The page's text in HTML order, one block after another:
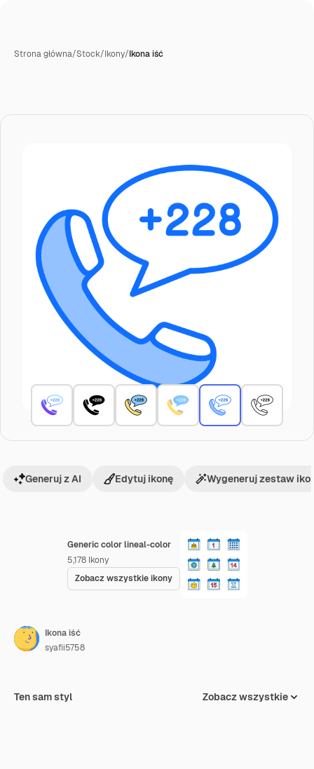
Strona główna/Stock/Ikony/Ikona iść
Generic color lineal-color
5,178 Ikony
Zobacz wszystkie ikony
Generuj z AI Edytuj ikonę Wygeneruj zestaw
Ikona iść
syafii5758
Ten sam styl Zobacz wszystkie